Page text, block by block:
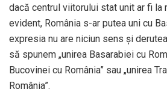
dacă centrul viitorului stat unit ar fi la
evident, România s-ar putea uni cu
expresia nu are niciun sens și
să spunem „unirea Basarabiei cu
Bucovinei cu România” sau „unirea
România”.